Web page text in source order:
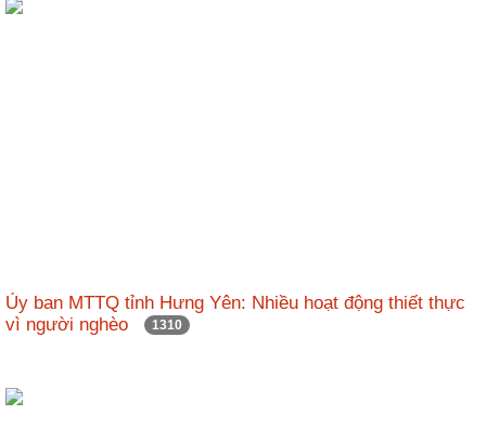
Ủy ban MTTQ tỉnh Hưng Yên: Nhiều hoạt động thiết thực
vì người nghèo
1310